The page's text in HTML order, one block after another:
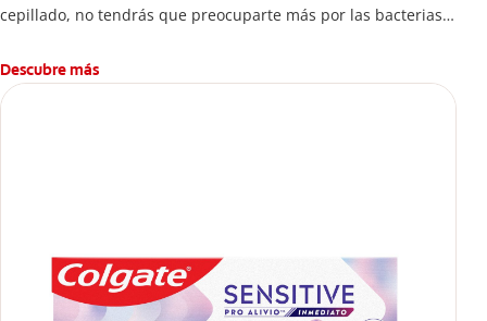
cepillado, no tendrás que preocuparte más por las bacterias y
Descubre más